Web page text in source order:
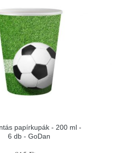
papírkupák - 200 ml -
6 db - GoDan